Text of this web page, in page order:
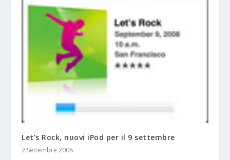
Let’s Rock, nuovi iPod per il 9 settembre
2 Settembre 2008